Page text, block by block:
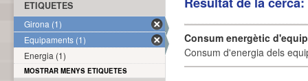
Consum energètic
Consum d'energia dels
ETIQUETES
Girona (1)
Equipaments (1)
Energia (1)
MOSTRAR MENYS ETIQUETES